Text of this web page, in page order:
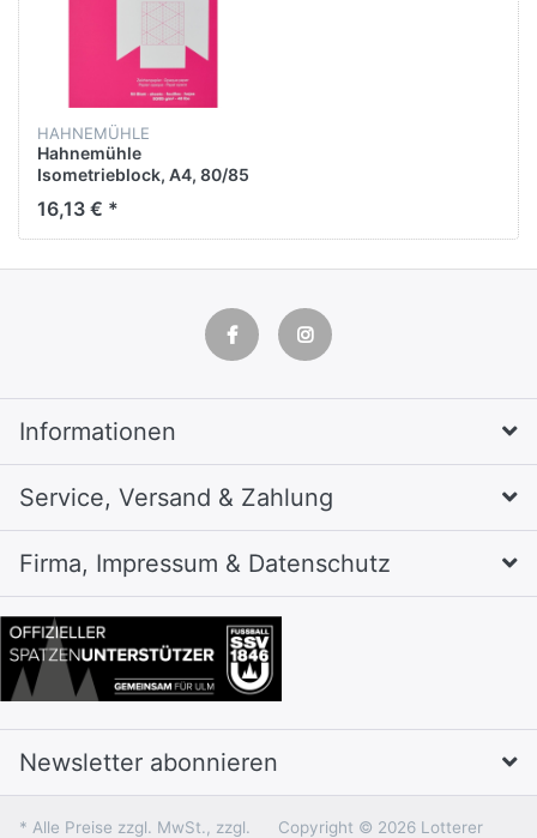
HAHNEMÜHLE
Hahnemühle
Isometrieblock, A4, 80/85
g/m², Druckfarbe: blau,
50 Blatt
16,13 € *
Informationen
Service, Versand & Zahlung
Firma, Impressum & Datenschutz
Newsletter abonnieren
* Alle Preise zzgl. MwSt., zzgl. Copyright © 2026 Lotterer